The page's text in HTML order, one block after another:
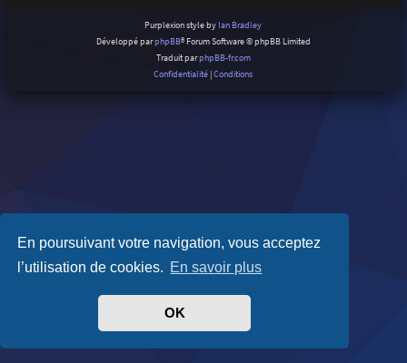
En poursuivant votre navigation, vous acceptez
l’utilisation de cookies. En savoir plus
OK
Purplexion style by Ian Bradley
Développé parphpBB® Forum Software © phpBB Limited
Traduit parphpBB-fr.com
Confidentialité |Conditions